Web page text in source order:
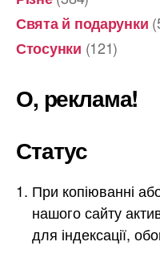
Свята й подарунки
Стосунки (121)
О, реклама!
Статус
При копіюванні
нашого сайту
для індексації,